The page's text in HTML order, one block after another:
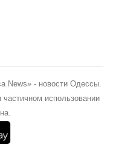
News» - новости Одессы.
использовании